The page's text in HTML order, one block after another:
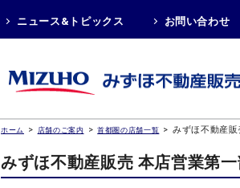
ニュース&トピックス お問い合わせ
ホーム > 店舗のご案内 > 首都圏の店舗一覧 > みずほ不動産
みずほ不動産販売 本店営業第